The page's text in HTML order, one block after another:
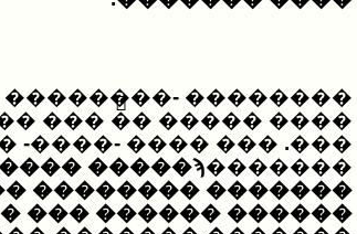
����- �� ���� ��
���� ����� ��֡ ���
���� �� �������
����� �����ϡ
�� ���� ����
��� �� ���� ������